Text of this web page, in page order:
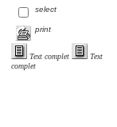
select
print
Text complet
Text
complet